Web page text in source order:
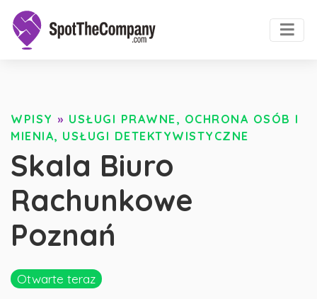
WPISY » USŁUGI PRAWNE, OCHRONA OSÓB I
MIENIA, USŁUGI DETEKTYWISTYCZNE
Skala Biuro
Rachunkowe
Poznań
Otwarte teraz